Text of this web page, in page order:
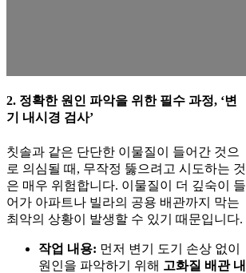
2. 정확한 원인 파악을 위한 필수 과정, ‘변
기 내시경 검사’
칫솔과 같은 단단한 이물질이 들어간 것으
로 의심될 때, 무작정 뚫으려고 시도하는 것
은 매우 위험합니다. 이물질이 더 깊숙이 들
어가 아파트나 빌라의 공용 배관까지 막는
최악의 상황이 발생할 수 있기 때문입니다.
작업 내용: 먼저 변기 도기 손상 없이
원인을 파악하기 위해 고화질 배관 내